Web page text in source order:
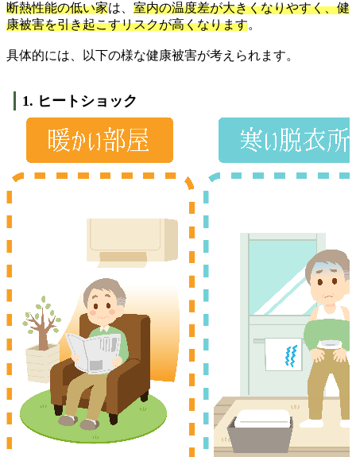
断熱性能の低い家は、 室内の温度差が大きくなりやすく、健
康被害を引き起こすリスクが高くなります。
具体的には、以下の様な健康被害が考えられます。
1. ヒートショック